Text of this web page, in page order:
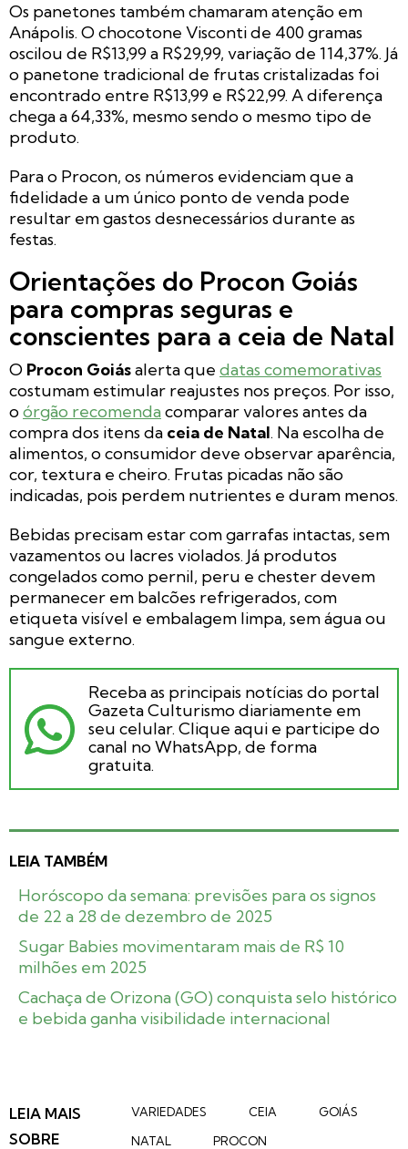
Os panetones também chamaram atenção em
Anápolis. O chocotone Visconti de 400 gramas
oscilou de R$13,99 a R$29,99, variação de 114,37%. Já
o panetone tradicional de frutas cristalizadas foi
encontrado entre R$13,99 e R$22,99. A diferença
chega a 64,33%, mesmo sendo o mesmo tipo de
produto.
Para o Procon, os números evidenciam que a
fidelidade a um único ponto de venda pode
resultar em gastos desnecessários durante as
festas.
Orientações do Procon Goiás
para compras seguras e
conscientes para a ceia de Natal
O Procon Goiásalerta que datas comemorativas
costumam estimular reajustes nos preços. Por isso,
oórgão recomendacomparar valores antes da
compra dos itens da ceia de Natal. Na escolha de
alimentos, o consumidor deve observar aparência,
cor, textura e cheiro. Frutas picadas não são
indicadas, pois perdem nutrientes e duram menos.
Bebidas precisam estar com garrafas intactas, sem
vazamentos ou lacres violados. Já produtos
congelados como pernil, peru e chester devem
permanecer em balcões refrigerados, com
etiqueta visível e embalagem limpa, sem água ou
sangue externo.
Receba as principais notícias do portal
Gazeta Culturismo diariamente em
seu celular. Clique aqui e participe do
canal no WhatsApp, de forma
gratuita.
LEIA TAMBÉM
Horóscopo da semana: previsões para os signos
de 22 a 28 de dezembro de 2025
Sugar Babies movimentaram mais de R$ 10
milhões em 2025
Cachaça de Orizona (GO) conquista selo histórico
e bebida ganha visibilidade internacional
LEIA MAIS
SOBRE
VARIEDADES CEIA
GOIÁS
NATAL
PROCON